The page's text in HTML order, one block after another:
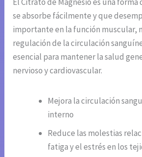
se absorbe fácilmente y que
importante en la función muscular,
regulación de la circulación
esencial para mantener la salud
nervioso y cardiovascular.
Mejora la circulación
interno
Reduce las molestias
fatiga y el estrés en los